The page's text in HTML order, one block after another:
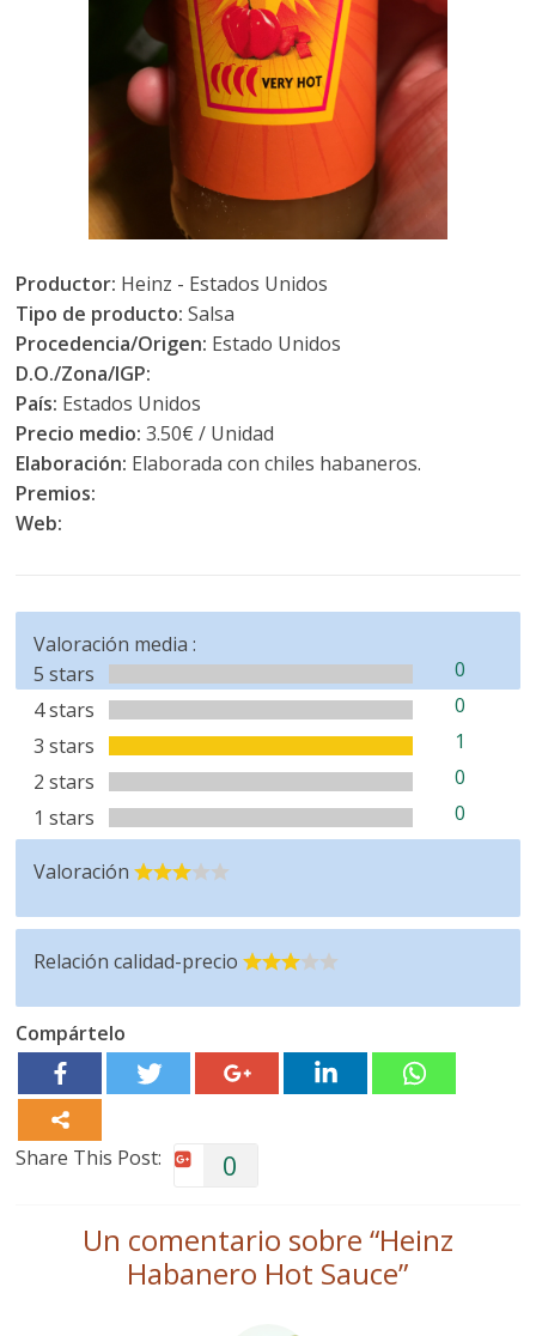
Productor: Heinz - Estados Unidos
Tipo de producto:Salsa
Procedencia/Origen: Estado Unidos
D.O./Zona/IGP:
País: Estados Unidos
Precio medio: 3.50€ / Unidad
Elaboración: Elaborada con chiles habaneros.
Premios:
Web:
Valoración media :
5 stars
0
4 stars
0
3 stars
1
2 stars
0
1 stars
0
Valoración
Relación calidad-precio
Compártelo
Share This Post: 0
Un comentario sobre “Heinz
Habanero Hot Sauce”